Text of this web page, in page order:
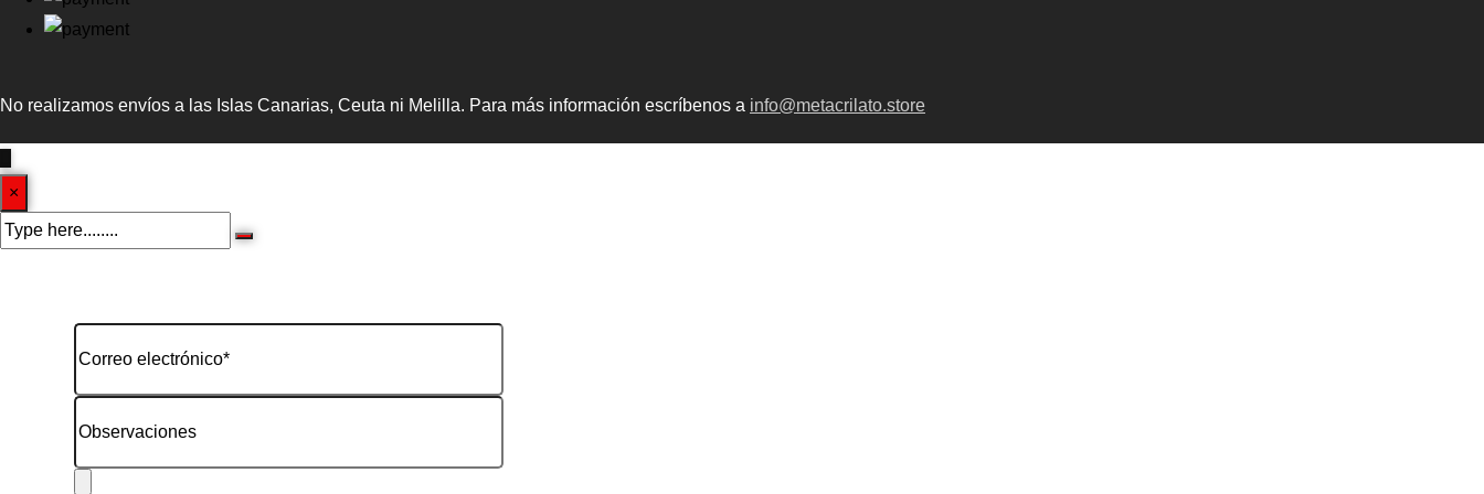
No realizamos envíos a las Islas Canarias, Ceuta ni Melilla. Para más información escríbenos a info@metacrilato.store
×